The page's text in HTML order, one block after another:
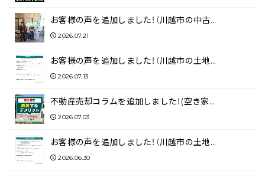
お客様の声を追加しました！（川越市の中古…
2026.07.21
お客様の声を追加しました！（川越市の土地…
2026.07.13
不動産売却コラムを追加しました！(空き家…
2026.07.03
お客様の声を追加しました！（川越市の土地…
2026.06.30